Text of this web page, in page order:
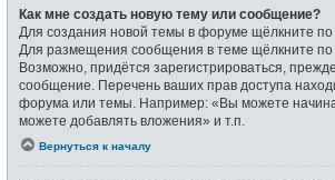
Как мне создать новую тему или сообщение?
Для создания новой темы в форуме щёлкните по
Для размещения сообщения в теме щёлкните по
Возможно, придётся зарегистрироваться,
сообщение. Перечень ваших прав доступа
форума или темы. Например: «Вы можете
можете добавлять вложения» и т.п.
Вернуться к началу